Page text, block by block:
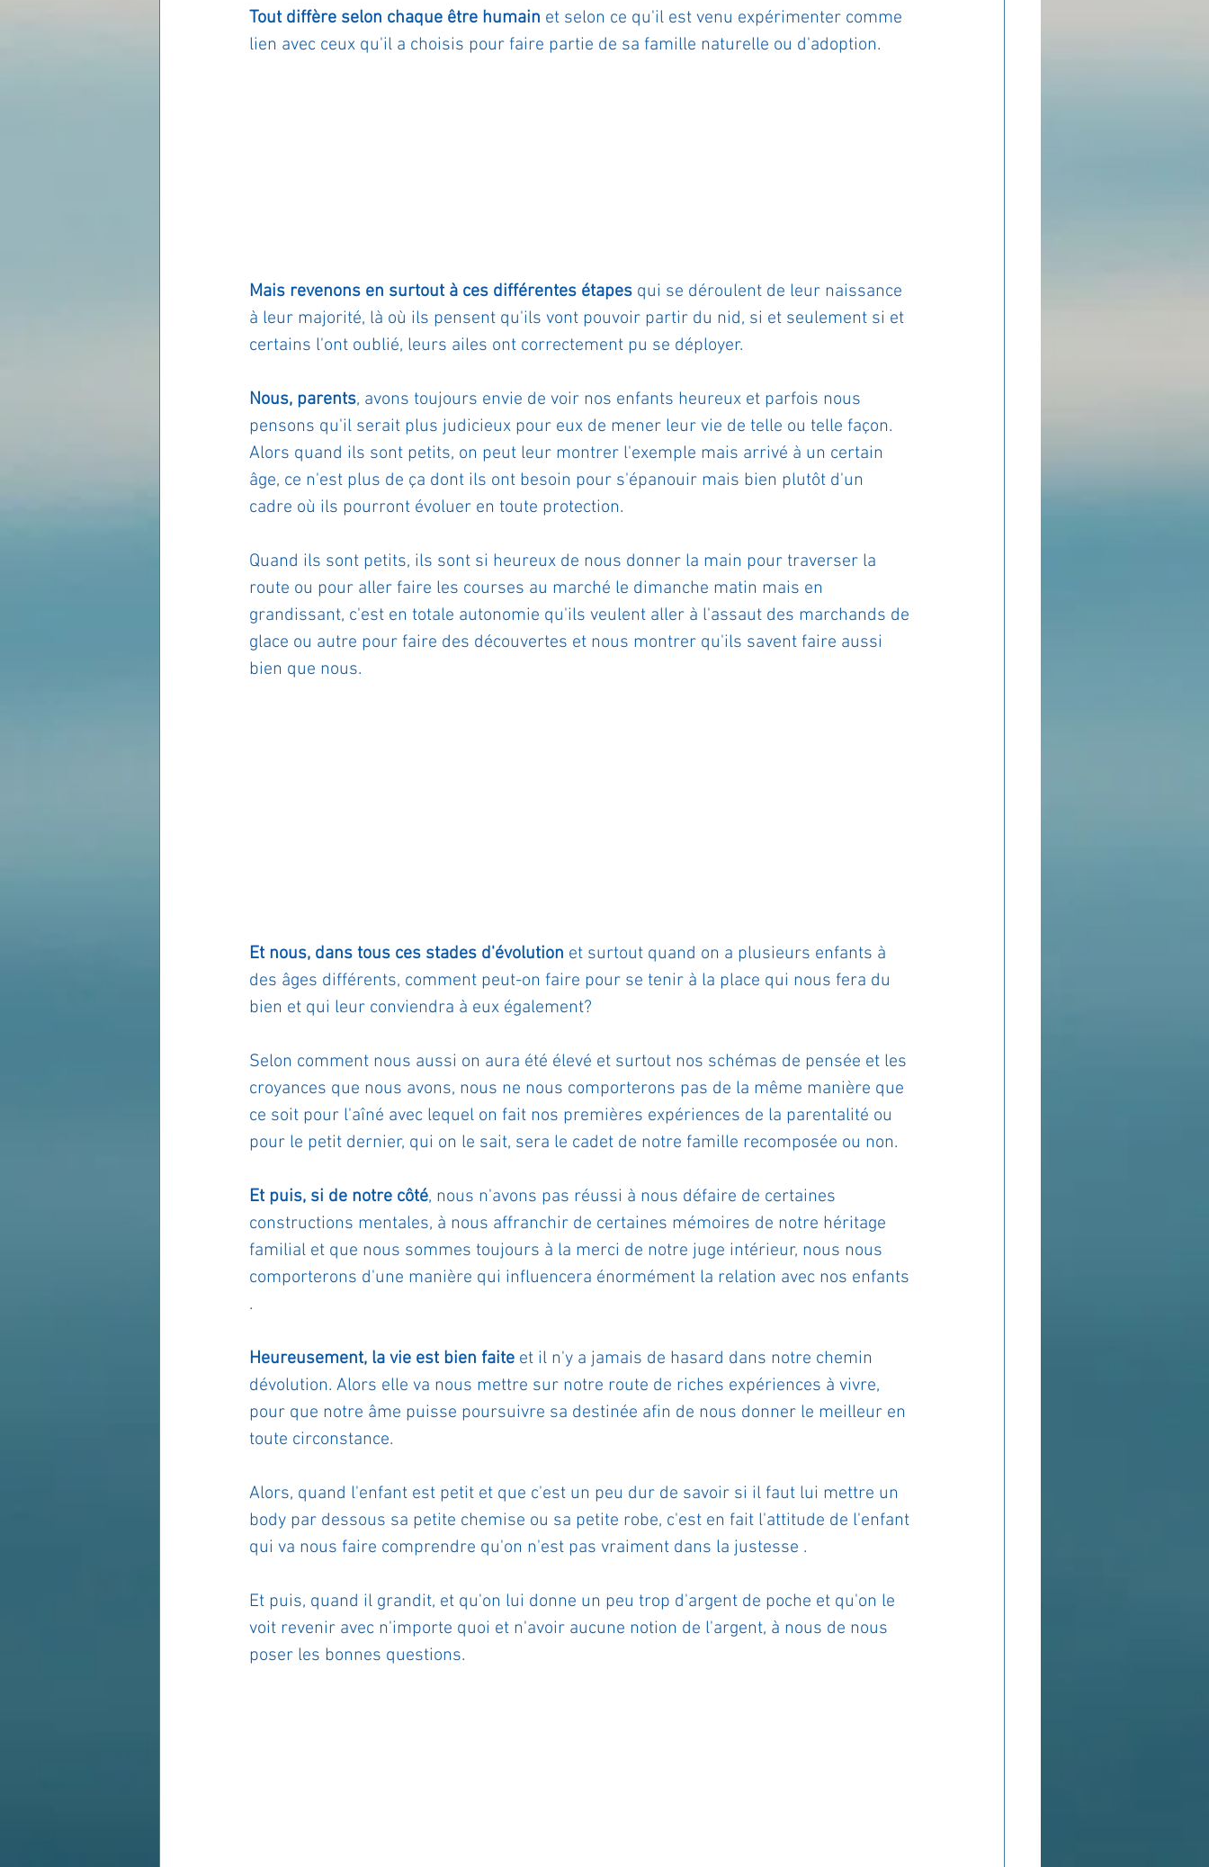
Tout diffère selon chaque être humain et selon ce qu'il est venu expérimenter comme
lien avec ceux qu'il a choisis pour faire partie de sa famille naturelle ou d'adoption.
Mais revenons en surtout à ces différentes étapes qui se déroulent de leur naissance
à leur majorité, là où ils pensent qu'ils vont pouvoir partir du nid, si et seulement si et
certains l'ont oublié, leurs ailes ont correctement pu se déployer.
Nous, parents, avons toujours envie de voir nos enfants heureux et parfois nous
pensons qu'il serait plus judicieux pour eux de mener leur vie de telle ou telle façon.
Alors quand ils sont petits, on peut leur montrer l'exemple mais arrivé à un certain
âge, ce n'est plus de ça dont ils ont besoin pour s'épanouir mais bien plutôt d'un
cadre où ils pourront évoluer en toute protection.
Quand ils sont petits, ils sont si heureux de nous donner la main pour traverser la
route ou pour aller faire les courses au marché le dimanche matin mais en
grandissant, c'est en totale autonomie qu'ils veulent aller à l'assaut des marchands de
glace ou autre pour faire des découvertes et nous montrer qu'ils savent faire aussi
bien que nous.
Et nous, dans tous ces stades d'évolution et surtout quand on a plusieurs enfants à
des âges différents, comment peut-on faire pour se tenir à la place qui nous fera du
bien et qui leur conviendra à eux également?
Selon comment nous aussi on aura été élevé et surtout nos schémas de pensée et les
croyances que nous avons, nous ne nous comporterons pas de la même manière que
ce soit pour l'aîné avec lequel on fait nos premières expériences de la parentalité ou
pour le petit dernier, qui on le sait, sera le cadet de notre famille recomposée ou non.
Et puis, si de notre côté, nous n'avons pas réussi à nous défaire de certaines
constructions mentales, à nous affranchir de certaines mémoires de notre héritage
familial et que nous sommes toujours à la merci de notre juge intérieur, nous nous
comporterons d'une manière qui influencera énormément la relation avec nos enfants
.
Heureusement, la vie est bien faite et il n'y a jamais de hasard dans notre chemin
dévolution. Alors elle va nous mettre sur notre route de riches expériences à vivre,
pour que notre âme puisse poursuivre sa destinée afin de nous donner le meilleur en
toute circonstance.
Alors, quand l'enfant est petit et que c'est un peu dur de savoir si il faut lui mettre un
body par dessous sa petite chemise ou sa petite robe, c'est en fait l'attitude de l'enfant
qui va nous faire comprendre qu'on n'est pas vraiment dans la justesse .
Et puis, quand il grandit, et qu'on lui donne un peu trop d'argent de poche et qu'on le
voit revenir avec n'importe quoi et n'avoir aucune notion de l'argent, à nous de nous
poser les bonnes questions.